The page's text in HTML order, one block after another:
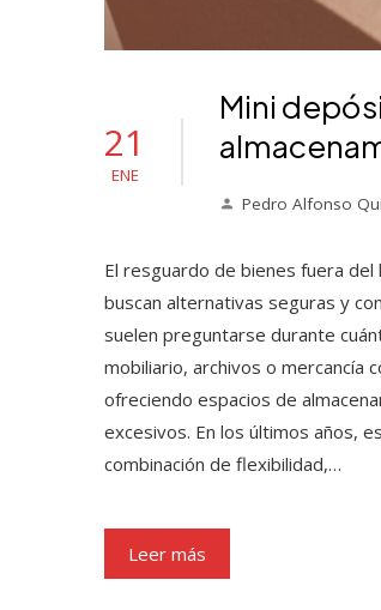
21
ENE
Mini
Pedro Alfonso
El resguardo de bienes fuera
buscan alternativas seguras y
suelen preguntarse durante
mobiliario, archivos o mercancía
ofreciendo espacios de
excesivos. En los últimos años,
combinación de flexibilidad,…
Leer más